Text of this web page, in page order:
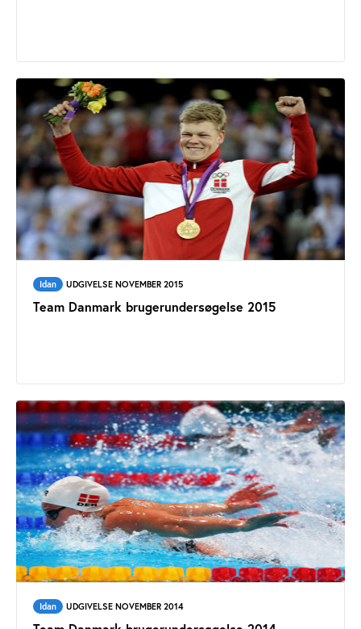
Idan UDGIVELSE NOVEMBER 2015
Team Danmark brugerundersøgelse 2015
Idan UDGIVELSE NOVEMBER 2014